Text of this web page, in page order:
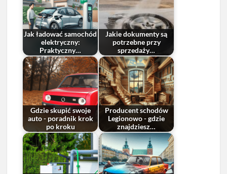
Jak ładować samochód
elektryczny:
Praktyczny…
Jakie dokumenty są
potrzebne przy
sprzedaży…
Gdzie skupić swoje
auto - poradnik krok
po kroku
Producent schodów
Legionowo - gdzie
znajdziesz…